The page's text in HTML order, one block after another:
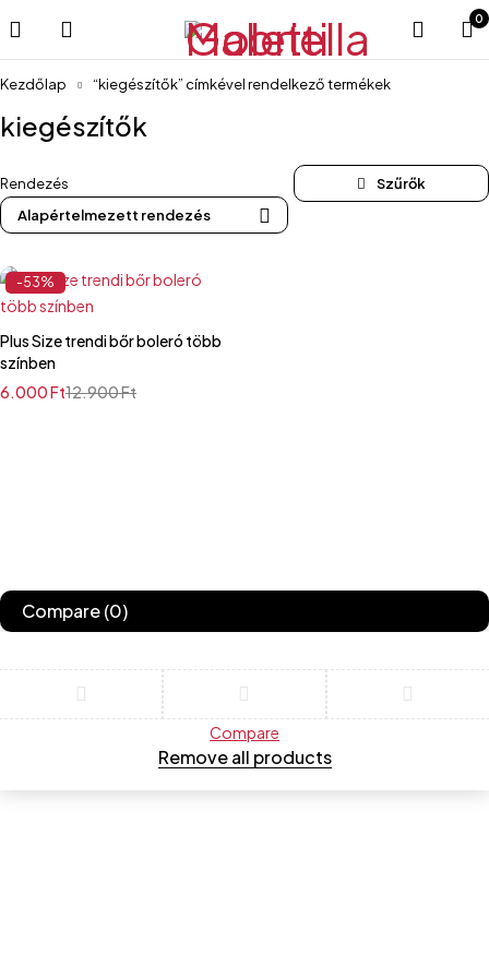
0
Kezdőlap “kiegészítők” címkével rendelkező termékek
kiegészítők
Rendezés
Alapértelmezett rendezés
-53%
Plus Size trendi bőr boleró több
színben
12.900Ft
6.000Ft
Compare(0)
Compare
Remove all products